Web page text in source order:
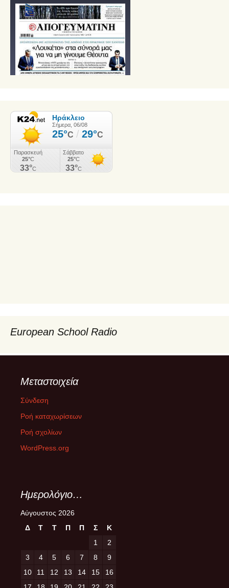
European School Radio
Μεταστοιχεία
Σύνδεση
Ροή καταχωρίσεων
Ροή σχολίων
WordPress.org
Ημερολόγιο…
Αύγουστος 2026
Δ
Τ Τ Π Π Σ
Κ
1
2
3
4 5 6 7 8
9
10
11 12 13 14 15
16